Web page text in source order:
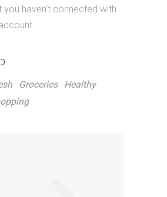
you haven't connected with
Groceries Healthy